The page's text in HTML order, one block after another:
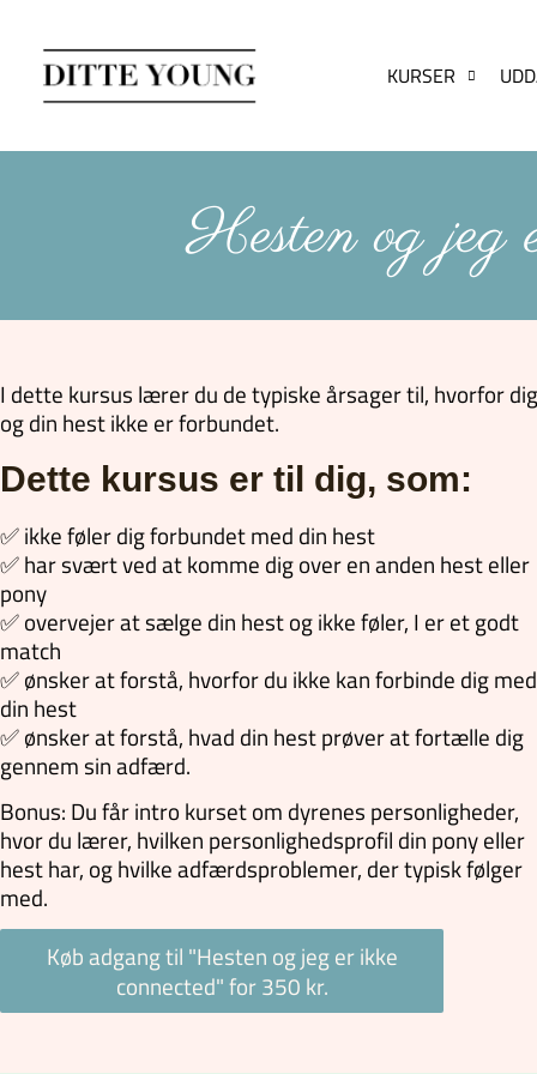
KURSER
Hesten og jeg
I dette kursus lærer du de typiske årsager til, hvorfor dig
og din hest ikke er forbundet.
Dette kursus er til dig, som:
✅ ikke føler dig forbundet med din hest
✅ har svært ved at komme dig over en anden hest eller
pony
✅ overvejer at sælge din hest og ikke føler, I er et godt
match
✅ ønsker at forstå, hvorfor du ikke kan forbinde dig med
din hest
✅ ønsker at forstå, hvad din hest prøver at fortælle dig
gennem sin adfærd.
Bonus: Du får intro kurset om dyrenes personligheder,
hvor du lærer, hvilken personlighedsprofil din pony eller
hest har, og hvilke adfærdsproblemer, der typisk følger
med.
Køb adgang til "Hesten og jeg er ikke
connected" for 350 kr.